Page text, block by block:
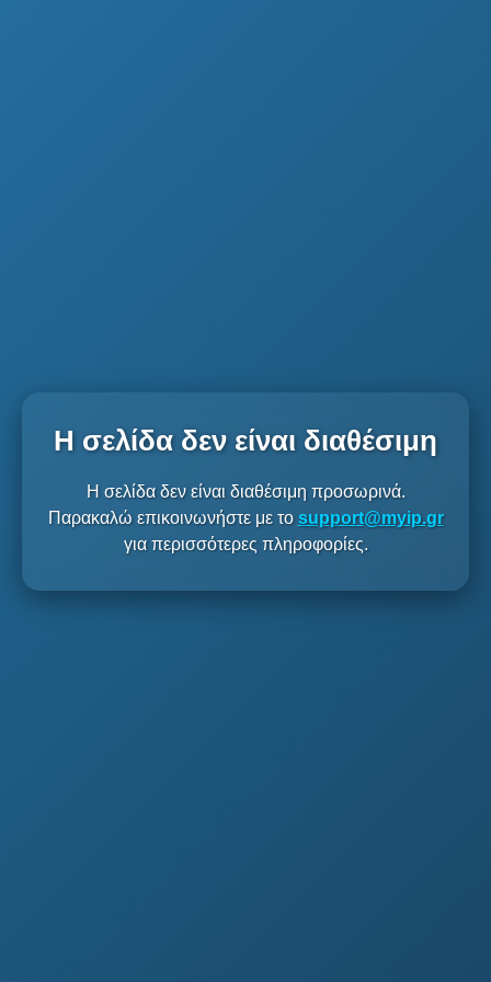
Η σελίδα δεν είναι διαθέσιμη
Η σελίδα δεν είναι διαθέσιμη προσωρινά.
Παρακαλώ επικοινωνήστε με το support@myip.gr
για περισσότερες πληροφορίες.